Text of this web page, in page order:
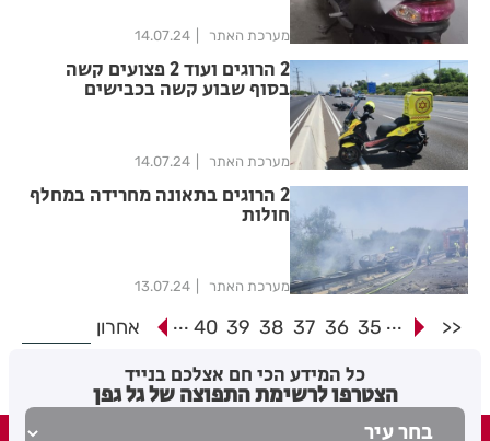
מערכת האתר 14.07.24
2 הרוגים ועוד 2 פצועים קשה
בסוף שבוע קשה בכבישים
מערכת האתר 14.07.24
2 הרוגים בתאונה מחרידה במחלף
חולות
מערכת האתר 13.07.24
<<
...
35
36
37
38
39
40
... אחרון
כל המידע הכי חם אצלכם בנייד
הצטרפו לרשימת התפוצה של גל גפן